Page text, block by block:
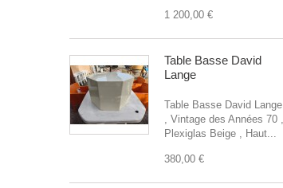
1 200,00 €
Table Basse David
Lange
Table Basse David Lange
, Vintage des Années 70 ,
Plexiglas Beige , Haut...
380,00 €